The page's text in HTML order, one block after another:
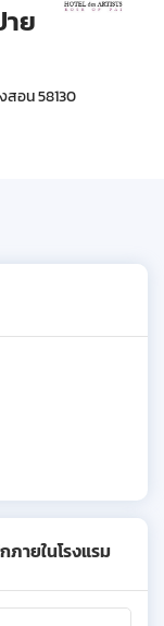
ย
สอน 58130
ายในโรงแรม